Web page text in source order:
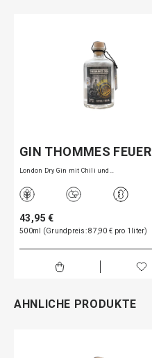
GIN THOMMES FEUER
London Dry Gin mit Chili und…
43,95 €
500ml (Grundpreis: 87,90 € pro 1liter)
AHNLICHE PRODUKTE